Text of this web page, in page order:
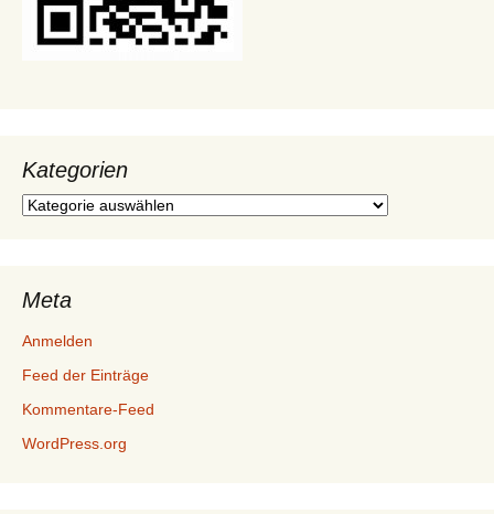
Kategorien
Kategorien
Meta
Anmelden
Feed der Einträge
Kommentare-Feed
WordPress.org